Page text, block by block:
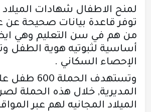
لمنح الاطفال شهادات الميلاد
توفر قاعدة بيانات صحيحة عن
من هم في سن التعليم وهي
أساسية لثبوتيه هوية الطفل
الإحصاء السكاني .
وتستهدف
المديرية, خلال هذه الحملة
الميلاد المجانيه لهم عبر